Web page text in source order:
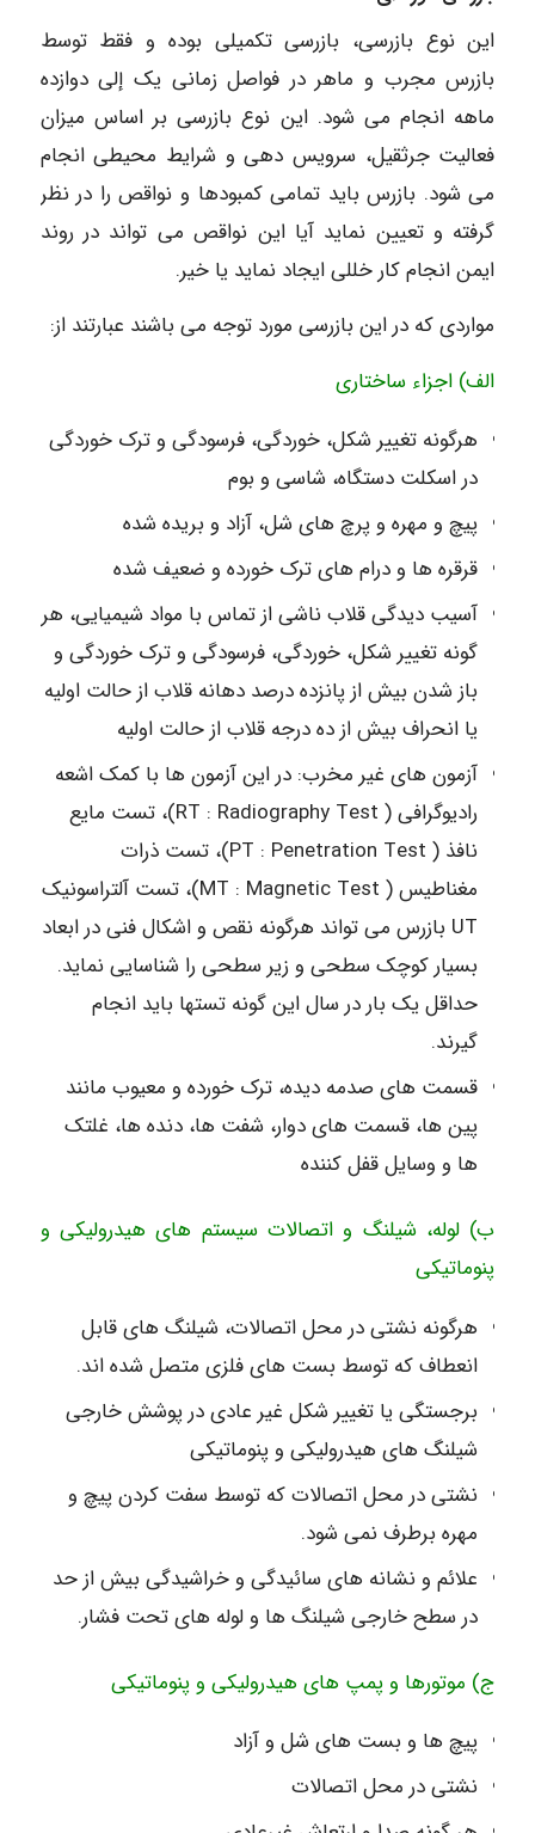
این نوع بازرسی، بازرسی تکمیلی بوده و فقط توسط
بازرس مجرب و ماهر در فواصل زمانی یک إلى دوازده
ماهه انجام می شود. این نوع بازرسی بر اساس میزان
فعالیت جرثقیل، سرویس دهی و شرایط محیطی انجام
می شود. بازرس باید تمامی کمبودها و نواقص را در نظر
گرفته و تعیین نماید آیا این نواقص می تواند در روند
ایمن انجام کار خللی ایجاد نماید یا خیر.
مواردی که در این بازرسی مورد توجه می باشند عبارتند از:
الف) اجزاء ساختاری
هرگونه تغییر شکل، خوردگی، فرسودگی و ترک خوردگی
در اسکلت دستگاه، شاسی و بوم
پیچ و مهره و پرچ های شل، آزاد و بریده شده
قرقره ها و درام های ترک خورده و ضعیف شده
آسیب دیدگی قلاب ناشی از تماس با مواد شیمیایی، هر
گونه تغییر شکل، خوردگی، فرسودگی و ترک خوردگی و
باز شدن بیش از پانزده درصد دهانه قلاب از حالت اولیه
یا انحراف بیش از ده درجه قلاب از حالت اولیه
آزمون های غیر مخرب: در این آزمون ها با کمک اشعه
رادیوگرافی ( RT : Radiography Test)، تست مایع
نافذ ( PT : Penetration Test)، تست ذرات
مغناطیس ( MT : Magnetic Test)، تست آلتراسونیک
UT بازرس می تواند هرگونه نقص و اشکال فنی در ابعاد
بسیار کوچک سطحی و زیر سطحی را شناسایی نماید.
حداقل یک بار در سال این گونه تستها باید انجام
گیرند.
قسمت های صدمه دیده، ترک خورده و معیوب مانند
پین ها، قسمت های دوار، شفت ها، دنده ها، غلتک
ها و وسایل قفل کننده
ب) لوله، شیلنگ و اتصالات سیستم های هیدرولیکی و
پنوماتیکی
هرگونه نشتی در محل اتصالات، شیلنگ های قابل
انعطاف که توسط بست های فلزی متصل شده اند.
برجستگی یا تغییر شکل غیر عادی در پوشش خارجی
شیلنگ های هیدرولیکی و پنوماتیکی
نشتی در محل اتصالات که توسط سفت کردن پیچ و
مهره برطرف نمی شود.
علائم و نشانه های سائیدگی و خراشیدگی بیش از حد
در سطح خارجی شیلنگ ها و لوله های تحت فشار.
ج) موتورها و پمپ های هیدرولیکی و پنوماتیکی
پیچ ها و بست های شل و آزاد
نشتی در محل اتصالات